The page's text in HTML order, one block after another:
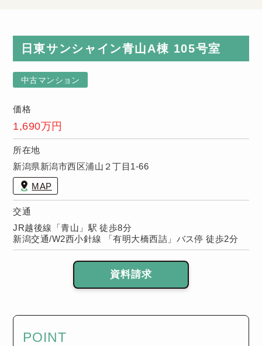
優先致します
節折々の風景
を楽しめるリ
日東サンシャイン青山A棟 105号室
中古マンション
価格
1,690万円
所在地
新潟県新潟市西区浦山２丁目1-66
MAP
交通
JR越後線「青山」駅 徒歩8分
新潟交通/W2西小針線 「有明大橋西詰」バス停 徒歩2分
資料請求
POINT